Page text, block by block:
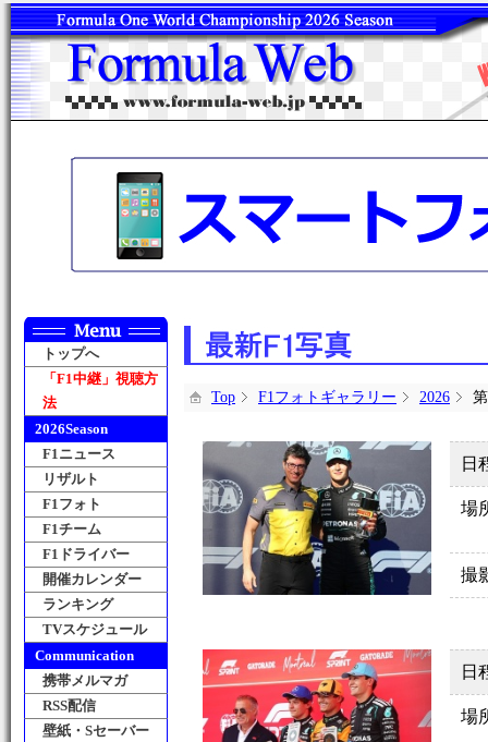
トップへ
「F1中継」視聴方
法
2026Season
F1ニュース
リザルト
F1フォト
F1チーム
F1ドライバー
開催カレンダー
ランキング
TVスケジュール
Communication
携帯メルマガ
RSS配信
壁紙・Sセーバー
Top F1フォトギャラリー 2026
日
場
撮
日
場